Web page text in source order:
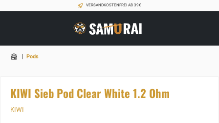
VERSANDKOSTENFREI AB 39€
| Pods
KIWI Sieb Pod Clear White 1.2 Ohm
KIWI